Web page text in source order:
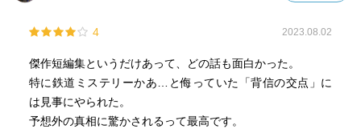
あなたの奥さんを殺す見返りに、腹違いの姉を殺してほし
い。
4 2023.08.02
傑作短編集というだけあって、どの話も面白かった。
特に鉄道ミステリーかあ…と侮っていた「背信の交点」に
は見事にやられた。
予想外の真相に驚かされるって最高です。